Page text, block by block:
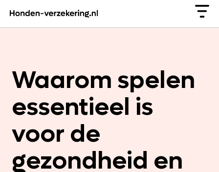
Waarom spelen
essentieel is
voor de
gezondheid en